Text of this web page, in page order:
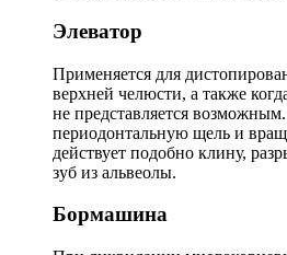
Элеватор
Применяется для
верхней челюсти, а также
не представляется
периодонтальную щель и
действует подобно клину,
зуб из альвеолы.
Бормашина